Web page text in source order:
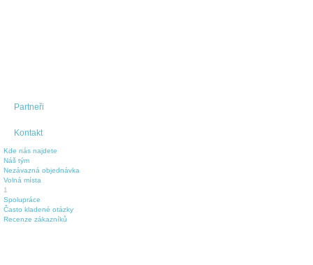
Partneři
Kontakt
Kde nás najdete
Náš tým
Nezávazná objednávka
Volná místa
1
Spolupráce
Často kladené otázky
Recenze zákazníků